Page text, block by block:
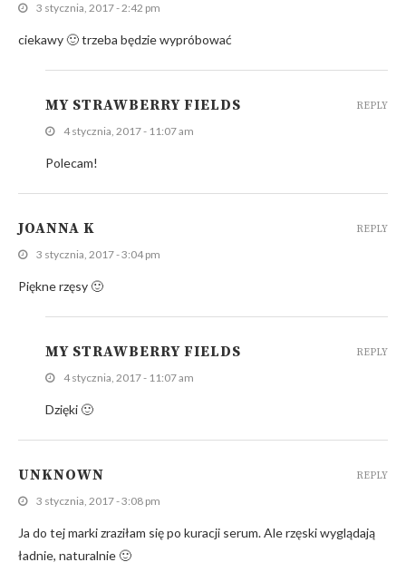
3 stycznia, 2017 - 2:42 pm
ciekawy 🙂 trzeba będzie wypróbować
MY STRAWBERRY FIELDS
4 stycznia, 2017 - 11:07 am
Polecam!
REPLY
JOANNA K
3 stycznia, 2017 - 3:04 pm
Piękne rzęsy 🙂
REPLY
MY STRAWBERRY FIELDS
4 stycznia, 2017 - 11:07 am
Dzięki 🙂
REPLY
UNKNOWN
3 stycznia, 2017 - 3:08 pm
Ja do tej marki zraziłam się po kuracji serum. Ale rzęski wyglądają
ładnie, naturalnie 🙂
REPLY